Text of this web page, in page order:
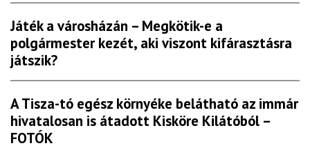
Játék a városházán – Megkötik-e a
polgármester kezét, aki viszont kifárasztásra
játszik?
A Tisza-tó egész környéke belátható az immár
hivatalosan is átadott Kisköre Kilátóból –
FOTÓK